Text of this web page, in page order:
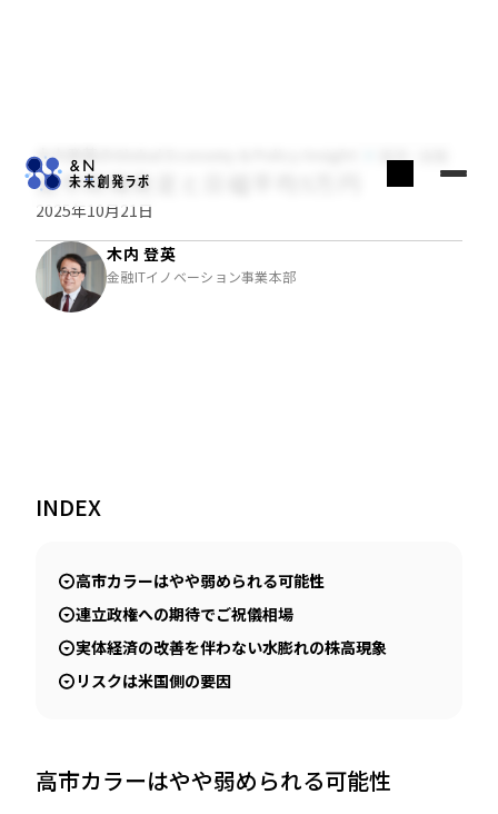
木内登英のGlobal Economy & Policy Insight
高市政権発足と日経平均5万円
2025年10月21日
木内 登英
金融ITイノベーション事業本部
INDEX
高市カラーはやや弱められる可能性
連立政権への期待でご祝儀相場
実体経済の改善を伴わない水膨れの株高現象
リスクは米国側の要因
高市カラーはやや弱められる可能性